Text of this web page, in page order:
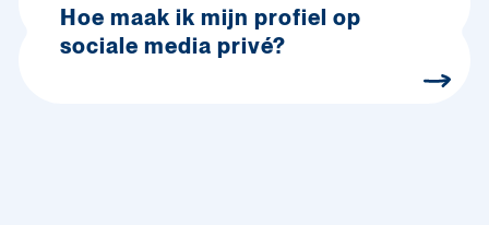
Hoe maak ik mijn profiel op
sociale media privé?